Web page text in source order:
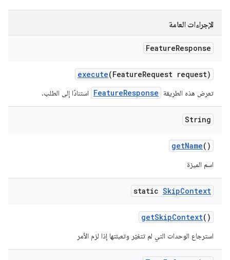
الإجراءات العامة
FeatureResponse
execute(FeatureRequest request)
تعرض هذه الطريقة FeatureResponse استنادًا إلى الطلب.
String
getName()
اسم الميزة
static SkipContext
getSkipContext()
استرجاع الوحدات التي لم تتغيّر وتعبئتها إذا لزم الأمر